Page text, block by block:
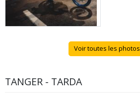
Voir toutes les photos
TANGER - TARDA